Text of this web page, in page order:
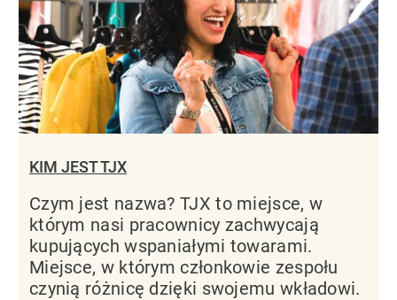
KIM JEST TJX
Czym jest nazwa? TJX to miejsce, w
którym nasi pracownicy zachwycają
kupujących wspaniałymi towarami.
Miejsce, w którym członkowie zespołu
czynią różnicę dzięki swojemu wkładowi.